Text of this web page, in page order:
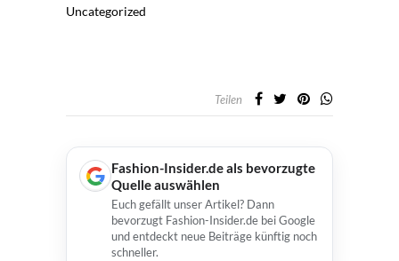
Uncategorized
Teilen
Fashion-Insider.de als bevorzugte
Quelle auswählen
Euch gefällt unser Artikel? Dann
bevorzugt Fashion-Insider.de bei Google
und entdeckt neue Beiträge künftig noch
schneller.